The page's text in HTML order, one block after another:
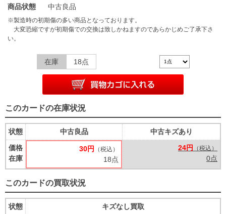
商品状態
中古良品
※製造時の初期傷の多い商品となっております。
大変恐縮ですが初期傷での交換は致しかねますのであらかじめご了承下さ
い。
在庫 18点
このカードの在庫状況
状態
価格
在庫
中古良品
30円 （税込）
18点
中古キズあり
24円
（税込）
0点
このカードの買取状況
状態
キズなし買取